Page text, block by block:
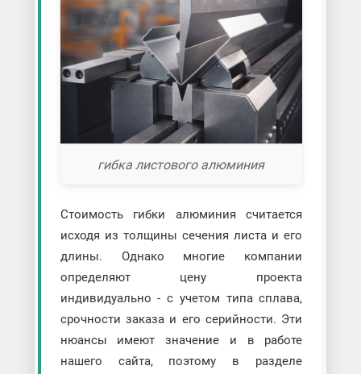
гибка листового алюминия
Стоимость гибки алюминия считается
исходя из толщины сечения листа и его
длины. Однако многие компании
определяют цену проекта
индивидуально - с учетом типа сплава,
срочности заказа и его серийности. Эти
нюансы имеют значение и в работе
нашего сайта, поэтому в разделе